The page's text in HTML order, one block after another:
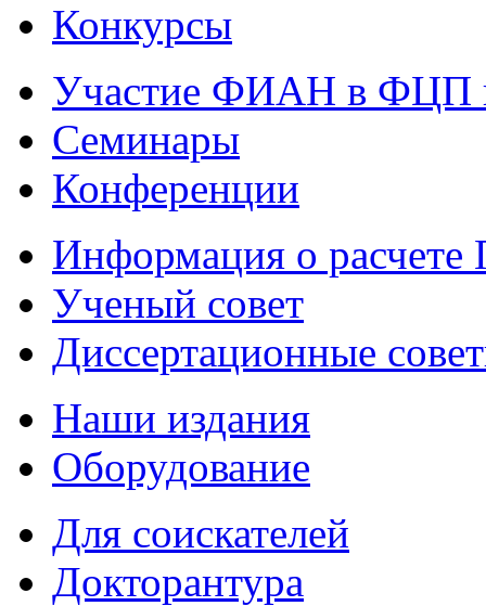
Конкурсы
Участие ФИАН в ФЦП
Семинары
Конференции
Информация о
Ученый совет
Диссертационные
Наши издания
Оборудование
Для соискателей
Докторантура